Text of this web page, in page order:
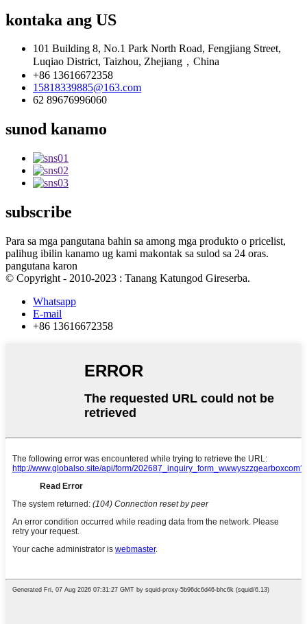
kontaka ang US
101 Building 8, No.1 Park North Road, Fengjiang Street,
Luqiao District, Taizhou, Zhejiang，China
+86 13616672358
15818339885@163.com
62 89676996060
sunod kanamo
subscribe
Para sa mga pangutana bahin sa among mga produkto o pricelist,
palihug ibilin kanamo ug kami makontak sa sulod sa 24 oras.
pangutana karon
© Copyright - 2010-2023 : Tanang Katungod Gireserba.
Whatsapp
E-mail
+86 13616672358